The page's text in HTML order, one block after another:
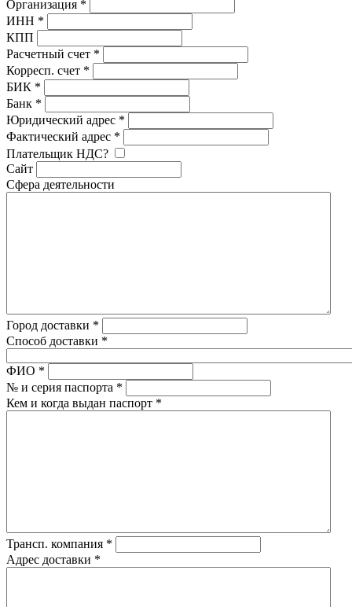
Организация *
ИНН *
КПП
Расчетный счет *
Корресп. счет *
БИК *
Банк *
Юридический адрес *
Фактический адрес *
Плательщик НДС?
Сайт
Сфера деятельности
Город доставки *
Способ доставки *
ФИО *
№ и серия паспорта *
Кем и когда выдан паспорт *
Трансп. компания *
Адрес доставки *